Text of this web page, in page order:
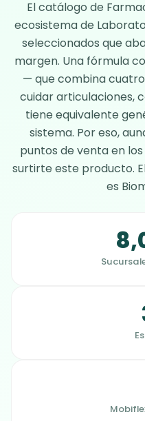
El catálogo de
ecosistema de
seleccionados que
margen. Una fórmula
— que combina
cuidar articulaciones,
tiene equivalente
sistema. Por eso,
puntos de venta en
surtirte este producto.
es